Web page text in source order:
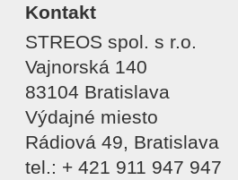
Kontakt
STREOS spol. s r.o.
Vajnorská 140
83104 Bratislava
Výdajné miesto
Rádiová 49, Bratislava
tel.: + 421 911 947 947